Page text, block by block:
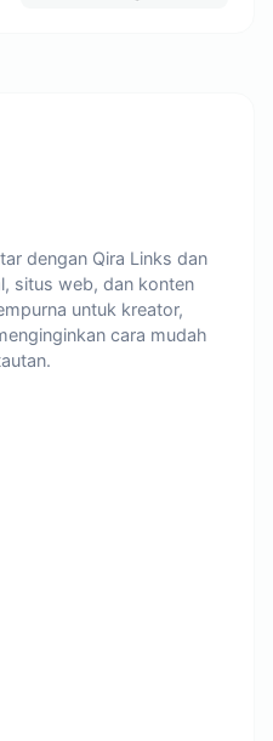
dengan Qira Links dan
situs web, dan konten
untuk kreator,
cara mudah